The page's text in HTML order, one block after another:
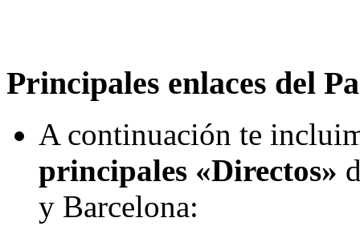
Principales enlaces del
A continuación te
principales «Directos»
y Barcelona: